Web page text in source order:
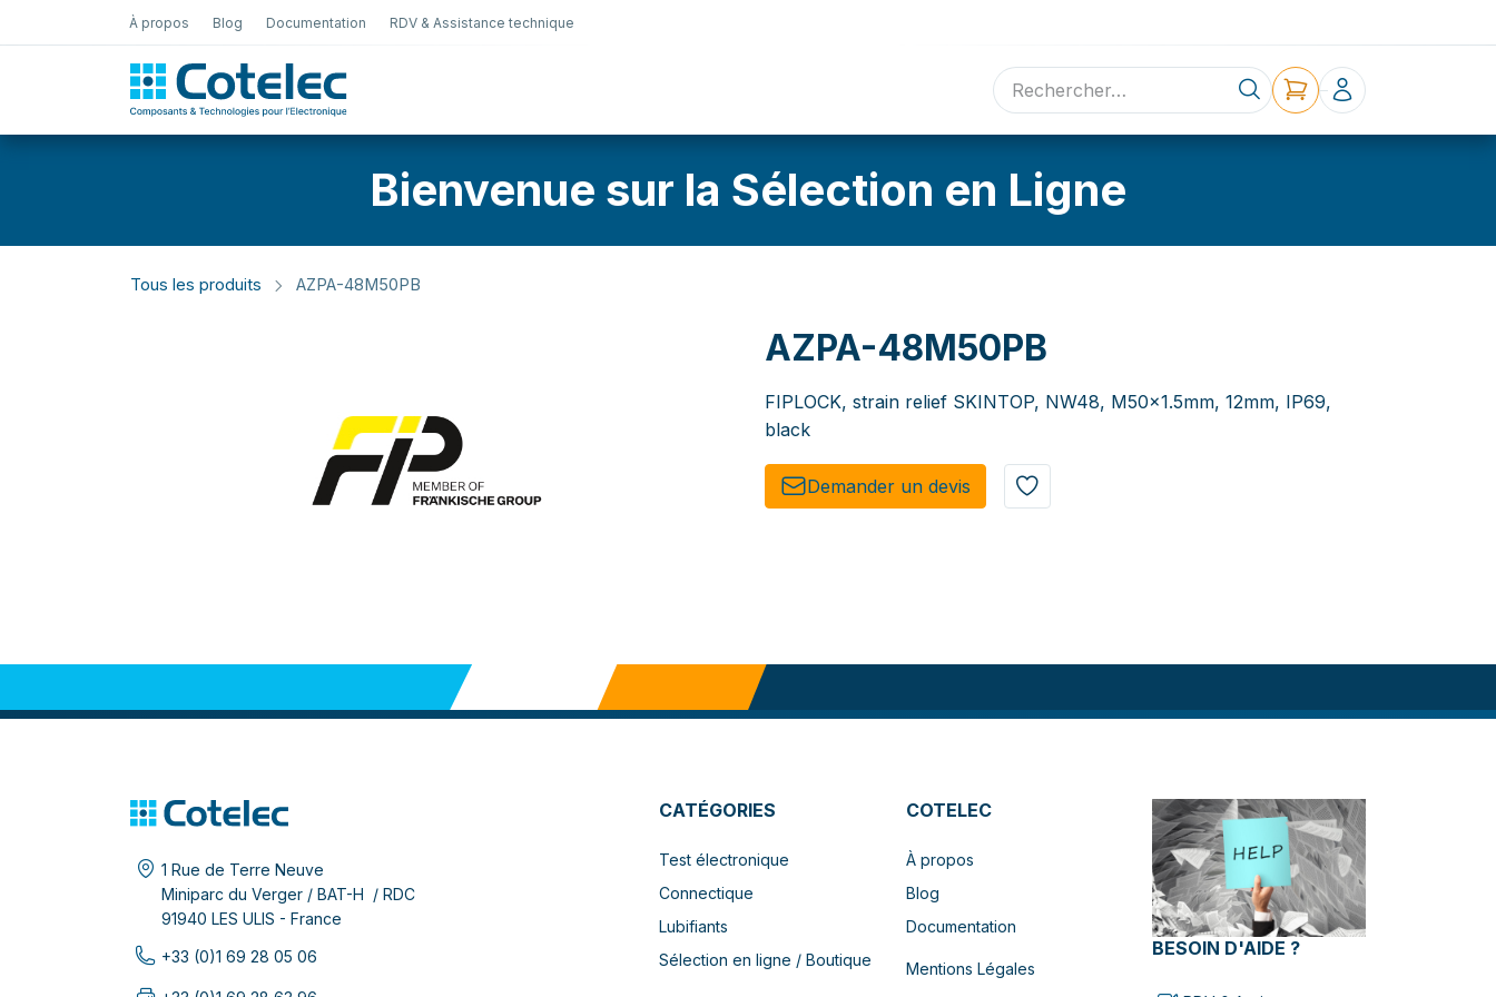
À propos Blog Documentation RDV & Assistance technique
Sélection en ligne Contact
Bienvenue sur la Sélection en Ligne
Tous les produits AZPA-48M50PB
AZPA-48M50PB
FIPLOCK, strain relief SKINTOP, NW48, M50x1.5mm, 12mm, IP69,
black
Demander un de​​vis​​
1 Rue de Terre Neuve
Miniparc du Verger / BAT-H / RDC
91940 LES ULIS - France
+33 (0)1 69 28 05 06
CATÉGORIES
Test électronique
Connectique
Lubifiants
Sélection en ligne / Boutique
COTELEC
À propos
Blog
Documentation
Mentions Légales
BESOIN D'AIDE ?